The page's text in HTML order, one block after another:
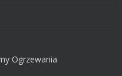
Ogrzewania